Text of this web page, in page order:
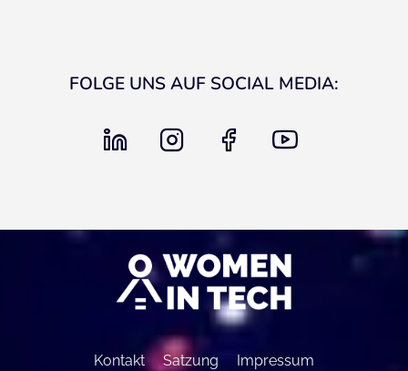
FOLGE UNS AUF SOCIAL MEDIA:
linkedin instagram
Kontakt Satzung Impressum